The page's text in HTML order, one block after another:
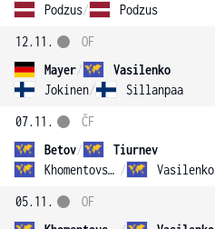
Podzus/ Podzus
12.11.
Mayer/
Vasilenko
Jokinen/ Sillanpaa
OF
07.11.
Betov/
Tiurnev
Khomentovskiy / Vasilenko
ČF
05.11.
OF